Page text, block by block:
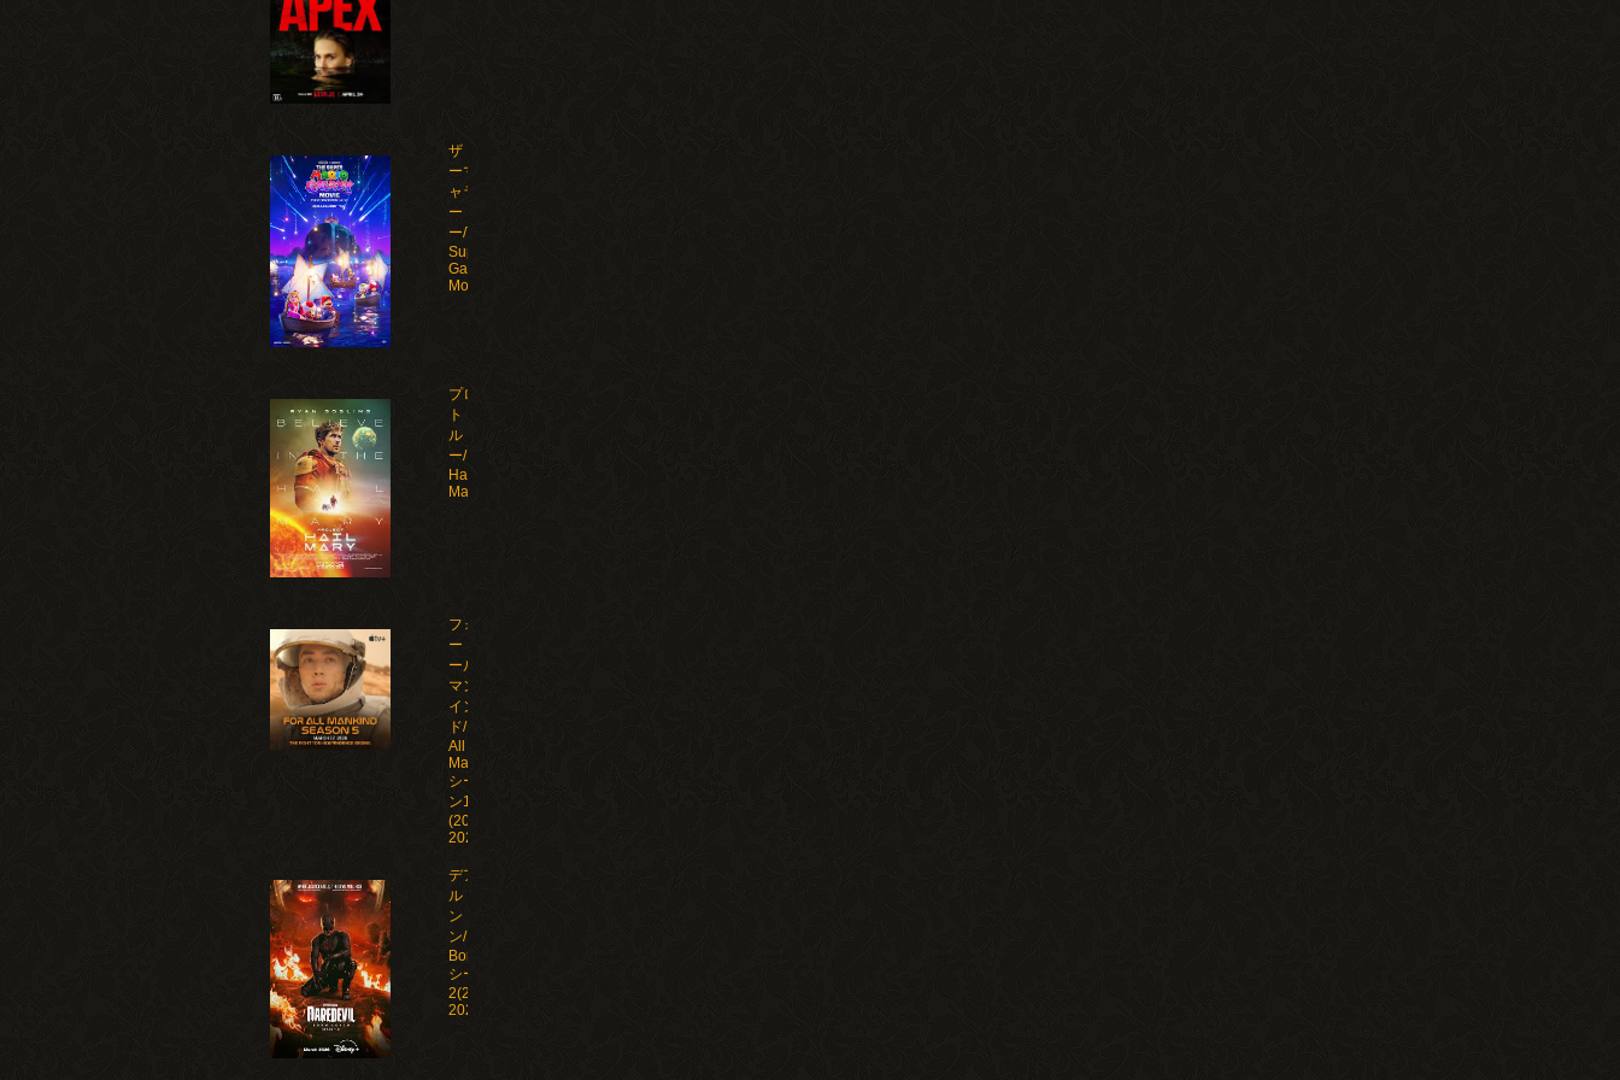
ザ・スーパ
ーマリオギ
ャラクシ
ー・ムービ
ー/The
Super Mario
Galaxy
Movie(2026)
プロジェク
ト・ヘイ
ル・メアリ
ー/Project
Hail
Mary(2026)
フォ
ー・オ
ール・
マンカ
イン
ド/For
All
Mankind
シーズ
ン1-5
(2019-
2026)
デアデビ
ル：ボー
ン・アゲイ
ン/Daredevil:
Born Again
シーズン1-
2(2025-
2026)